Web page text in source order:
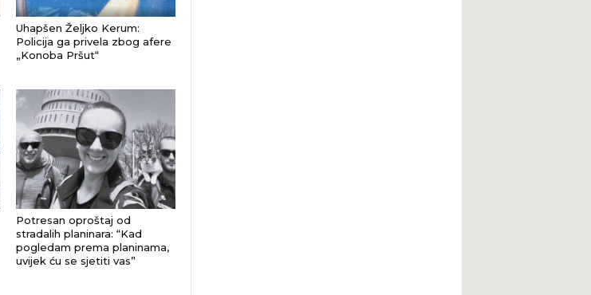
Uhapšen Željko Kerum:
Policija ga privela zbog afere
„Konoba Pršut“
Potresan oproštaj od
stradalih planinara: “Kad
pogledam prema planinama,
uvijek ću se sjetiti vas”